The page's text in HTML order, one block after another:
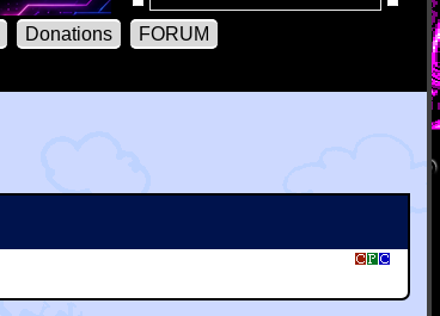
Donations
FORUM